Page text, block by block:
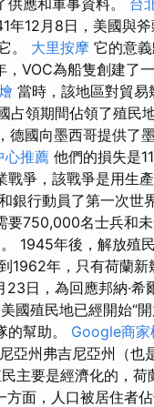
年12月8日，美國與
。 大里按摩 它的意
，VOC為船隻創建了
當時，該地區對貿易
占領期間佔領了殖民
德國向墨西哥提供了
心推薦 他們的損失是
戰爭，該戰爭是用生
銀行動員了第一次世
要750,000名士兵和
1945年後，解放殖
1962年，只有荷蘭
日，為回應邦納·希
國殖民地已經開始“開
的幫助。 Google商家
亞州弗吉尼亞州（
主要是經濟化的，
方面，人口被居住者